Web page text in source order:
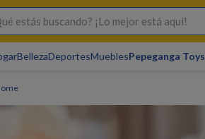
buscando? ¡Lo mejor está aquí!
BellezaDeportesMueblesPepeganga Toys